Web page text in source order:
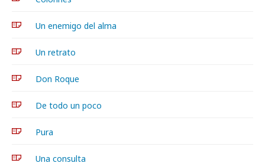
Un enemigo del alma
Un retrato
Don Roque
De todo un poco
Pura
Una consulta